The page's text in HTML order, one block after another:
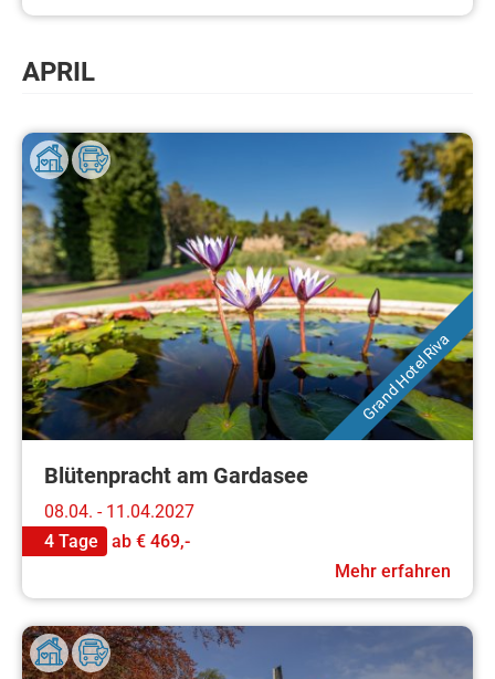
APRIL
Grand Hotel Riva
Blütenpracht am Gardasee
08.04. - 11.04.2027
4 Tage
ab € 469,-
Mehr erfahren